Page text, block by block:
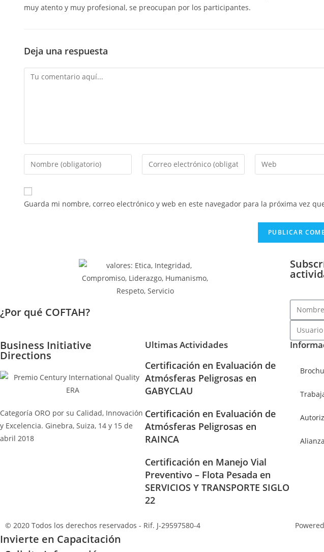
muy atento y muy profesional, se preocupan por los participantes.
Deja una respuesta
Guarda mi nombre, correo electrónico y web en este navegador para la próxima vez
¿Por qué COFTAH?
Business Initiative
Directions
Categoría ORO por su Calidad, Innovación
y Excelencia. Ginebra, Suiza, 14 y 15 de
abril 2018
Ultimas Actividades
Certificación en Evaluación de
Atmósferas Peligrosas en
GABYCLAU
Certificación en Evaluación de
Atmósferas Peligrosas en
RAINCA
Certificación en Manejo Vial
Preventivo – Flota Pesada en
SERVICIOS Y TRANSPORTE SIGLO
22
© 2020 Todos los derechos reservados - Rif. J-29597580-4
Invierte en Capacitación